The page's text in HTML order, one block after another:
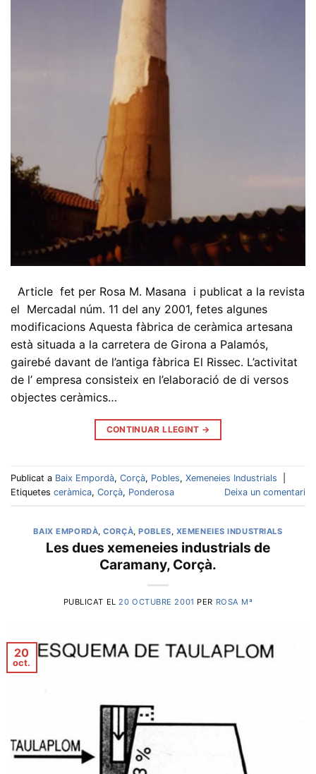
Article fet per Rosa M. Masana i publicat a la revista
el Mercadal núm. 11 del any 2001, fetes algunes
modificacions Aquesta fàbrica de ceràmica artesana
està situada a la carretera de Girona a Palamós,
gairebé davant de l’antiga fàbrica El Rissec. L’activitat
de l’ empresa consisteix en l’elaboració de di versos
objectes ceràmics…
CONTINUAR LLEGINT →
Publicat a Baix Empordà, Corçà, Pobles, Xemeneies Industrials
Etiquetes ceràmica, Corçà, Ponderosa Deixa un comentari
BAIX EMPORDÀ ,CORÇÀ ,POBLES XEMENEIES INDUSTRIALS
Les dues xemeneies industrials de
Caramany, Corçà.
PUBLICAT EL20 OCTUBRE 2001 PER ROSA Mª
20
oct.